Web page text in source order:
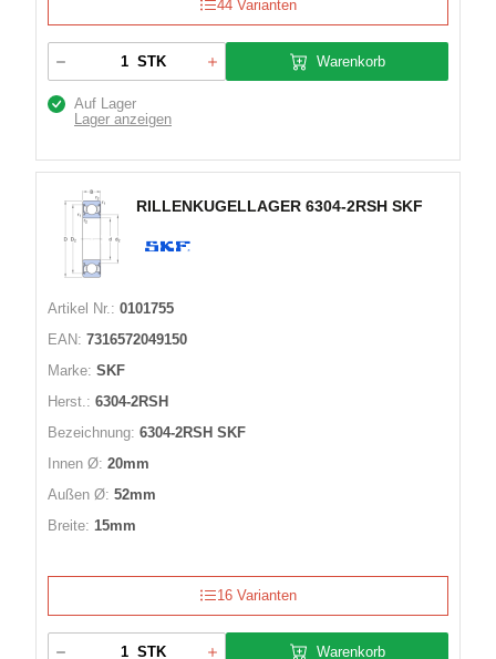
44 Varianten
STK Warenkorb
Auf Lager
Lager anzeigen
RILLENKUGELLAGER 6304-2RSH SKF
Artikel Nr.: 0101755
EAN: 7316572049150
Marke: SKF
Herst.: 6304-2RSH
Bezeichnung: 6304-2RSH SKF
Innen Ø: 20mm
Außen Ø: 52mm
Breite: 15mm
16 Varianten
STK Warenkorb